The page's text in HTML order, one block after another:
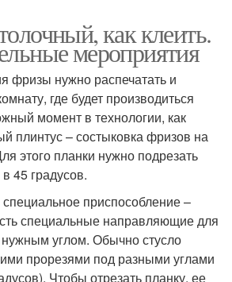
как клеить.
мероприятия
фризы нужно распечатать и
где будет производиться
момент в технологии, как
плинтус – состыковка фризов на
этого планки нужно подрезать
45 градусов.
приспособление –
специальные направляющие для
углом. Обычно стусло
прорезями под разными углами
Чтобы отрезать планку, ее